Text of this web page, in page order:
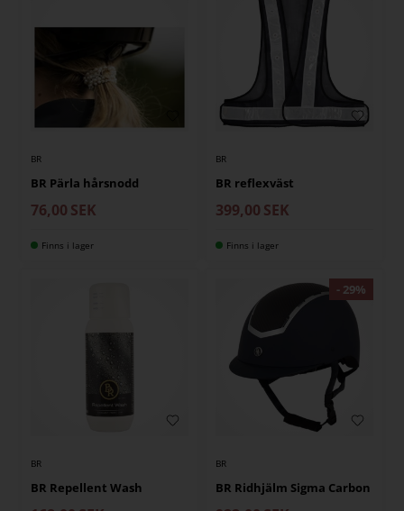
BR
BR Pärla hårsnodd
76,00 SEK
Finns i lager
BR
BR reflexväst
399,00 SEK
Finns i lager
BR
BR Repellent Wash
BR
BR Ridhjälm Sigma Carbon